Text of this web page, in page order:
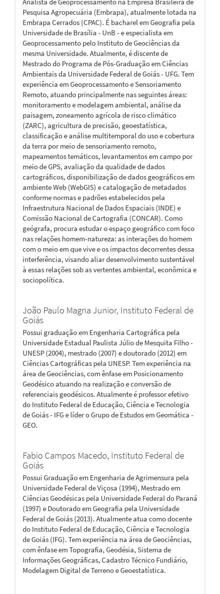
Pesquisa Agropecuária (Embrapa), atualmente lotada na
Embrapa Cerrados (CPAC). É bacharel em Geografia pela
Universidade de Brasília - UnB - e especialista em
Geoprocessamento pelo Instituto de Geociências da
mesma Universidade. Atualmente, é discente de
Mestrado do Programa de Pós-Graduação em Ciências
Ambientais da Universidade Federal de Goiás - UFG. Tem
experiência em Geoprocessamento e Sensoriamento
Remoto, atuando principalmente nas seguintes áreas:
monitoramento e modelagem ambiental, análise da
paisagem, zoneamento agrícola de risco climático
(ZARC), agricultura de precisão, geoestatística,
classificação e análise multitemporal do uso e cobertura
da terra por meio de sensoriamento remoto,
mapeamentos temáticos, levantamentos em campo por
meio de GPS, avaliação da qualidade de dados
cartográficos, disponibilização de dados geográficos em
ambiente Web (WebGIS) e catalogação de metadados
conforme normas e padrões estabelecidos pela
Infraestrutura Nacional de Dados Espaciais (INDE) e
Comissão Nacional de Cartografia (CONCAR). Como
geógrafa, procura estudar o espaço geográfico com foco
nas relações homem-natureza: as interações do homem
com o meio em que vive e os impactos decorrentes dessa
interferência, visando aliar desenvolvimento sustentável
à essas relações sob as vertentes ambiental, econômica e
sociopolítica.
João Paulo Magna Junior, Instituto Federal de
Goiás
Possui graduação em Engenharia Cartográfica pela
Universidade Estadual Paulista Júlio de Mesquita Filho -
UNESP (2004), mestrado (2007) e doutorado (2012) em
Ciências Cartográficas pela UNESP. Tem experiência na
área de Geociências, com ênfase em Posicionamento
Geodésico atuando na realização e conversão de
referenciais geodésicos. Atualmente é professor efetivo
do Instituto Federal de Educação, Ciência e Tecnologia
de Goiás - IFG e líder o Grupo de Estudos em Geomática -
GEO.
Fabio Campos Macedo, Instituto Federal de
Goiás
Possui Graduação em Engenharia de Agrimensura pela
Universidade Federal de Viçosa (1994), Mestrado em
Ciências Geodésicas pela Universidade Federal do Paraná
(1997) e Doutorado em Geografia pela Universidade
Federal de Goiás (2013). Atualmente atua como docente
do Instituto Federal de Educação, Ciência e Tecnologia
de Goiás (IFG). Tem experiência na área de Geociências,
com ênfase em Topografia, Geodésia, Sistema de
Informações Geográficas, Cadastro Técnico Fundiário,
Modelagem Digital de Terreno e Geoestatística.